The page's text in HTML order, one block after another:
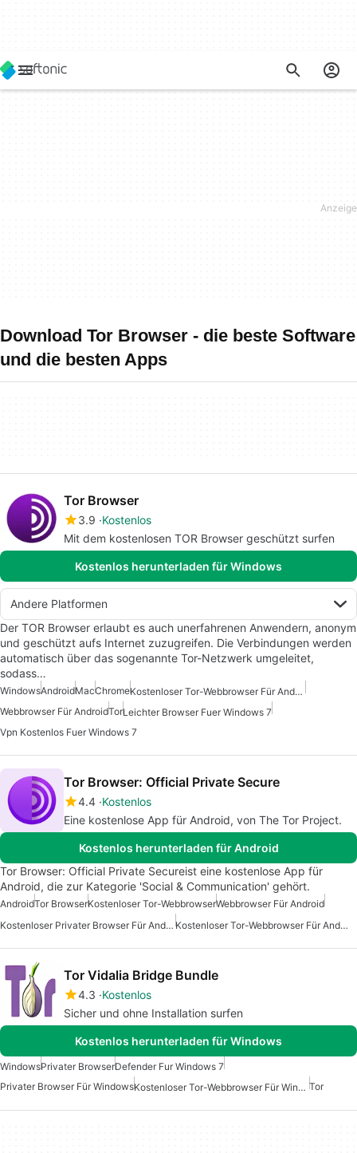
Download Tor Browser - die beste Software
und die besten Apps
Tor Browser
3.9 Kostenlos
Mit dem kostenlosen TOR Browser geschützt surfen
Kostenlos herunterladen für Windows
Andere Platformen
Der TOR Browser erlaubt es auch unerfahrenen Anwendern, anonym
und geschützt aufs Internet zuzugreifen. Die Verbindungen werden
automatisch über das sogenannte Tor-Netzwerk umgeleitet,
sodass…
WindowsAndroidMacChrome
Kostenloser Tor-Webbrowser Für Android
Webbrowser Für AndroidTorLeichter Browser Fuer Windows 7
Vpn Kostenlos Fuer Windows 7
Tor Browser: Official Private Secure
4.4 Kostenlos
Eine kostenlose App für Android, von The Tor Project.
Kostenlos herunterladen für Android
Tor Browser: Official Private Secureist eine kostenlose App für
Android, die zur Kategorie 'Social & Communication' gehört.
AndroidTor BrowserKostenloser Tor-WebbrowserWebbrowser Für Android
Kostenloser Privater Browser Für Android
Kostenloser Tor-Webbrowser Für Android
Tor Vidalia Bridge Bundle
4.3 Kostenlos
Sicher und ohne Installation surfen
Kostenlos herunterladen für Windows
WindowsPrivater BrowserDefender Fur Windows 7
Privater Browser Für Windows
Kostenloser Tor-Webbrowser Für Windows Tor